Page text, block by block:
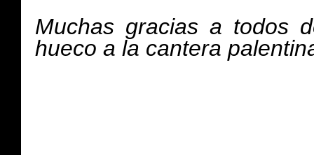
Muchas gracias a todos
hueco a la cantera